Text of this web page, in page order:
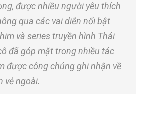
được nhiều người yêu thích
qua các vai diễn nổi bật
và series truyền hình Thái
đã góp mặt trong nhiều tác
được công chúng ghi nhận về
vẻ ngoài.